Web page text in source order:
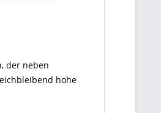
der neben
hohe